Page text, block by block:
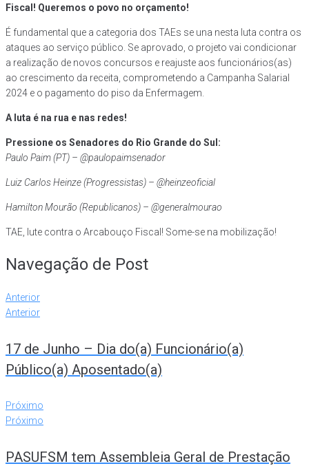
Fiscal! Queremos o povo no orçamento!
É fundamental que a categoria dos TAEs se una nesta luta contra os
ataques ao serviço público. Se aprovado, o projeto vai condicionar
a realização de novos concursos e reajuste aos funcionários(as)
ao crescimento da receita, comprometendo a Campanha Salarial
2024 e o pagamento do piso da Enfermagem.
A luta é na rua e nas redes!
Pressione os Senadores do Rio Grande do Sul:
Paulo Paim (PT) – @paulopaimsenador
Luiz Carlos Heinze (Progressistas) – @heinzeoficial
Hamilton Mourão (Republicanos) – @generalmourao
TAE, lute contra o Arcabouço Fiscal! Some-se na mobilização!
Navegação de Post
Anterior
Anterior
17 de Junho – Dia do(a) Funcionário(a)
Público(a) Aposentado(a)
Próximo
Próximo
PASUFSM tem Assembleia Geral de Prestação